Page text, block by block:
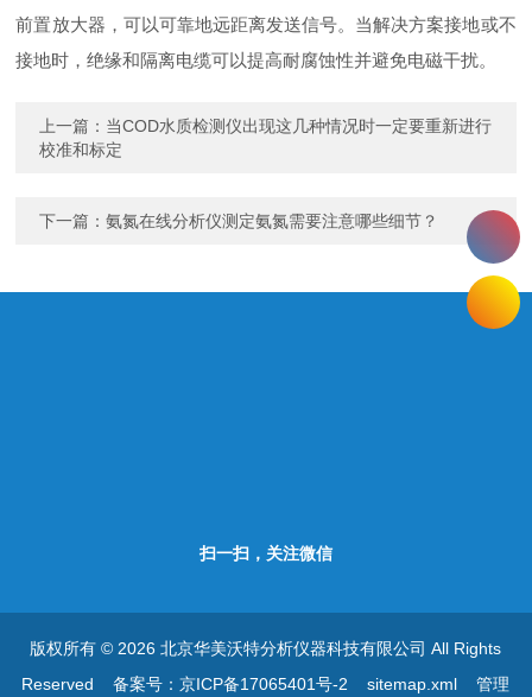
前置放大器，可以可靠地远距离发送信号。当解决方案接地或不
接地时，绝缘和隔离电缆可以提高耐腐蚀性并避免电磁干扰。
上一篇： 当COD水质检测仪出现这几种情况时一定要重新进行
校准和标定
下一篇：氨氮在线分析仪测定氨氮需要注意哪些细节？
扫一扫，关注微信
版权所有 © 2026 北京华美沃特分析仪器科技有限公司 All Rights
Reserved备案号：京ICP备17065401号-2 sitemap.xml 管理